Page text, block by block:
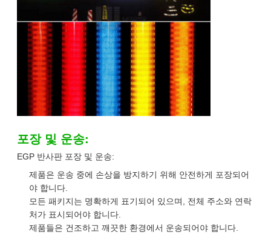
포장 및 운송:
EGP 반사판 포장 및 운송:
제품은 운송 중에 손상을 방지하기 위해 안전하게 포장되어
야 합니다.
모든 패키지는 명확하게 표기되어 있으며, 전체 주소와 연락
처가 표시되어야 합니다.
제품들은 건조하고 깨끗한 환경에서 운송되어야 합니다.